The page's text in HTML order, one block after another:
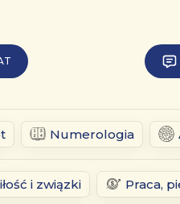
Numerologia
i związki Praca,